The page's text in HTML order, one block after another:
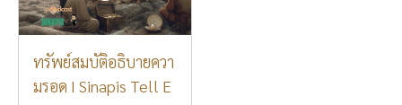
ทรัพย์สมบัติอธิบายควา
มรอด I Sinapis Tell E